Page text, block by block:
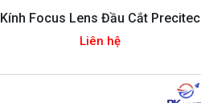
Kính Focus Lens Đầu Cắt Precitec
Liên hệ